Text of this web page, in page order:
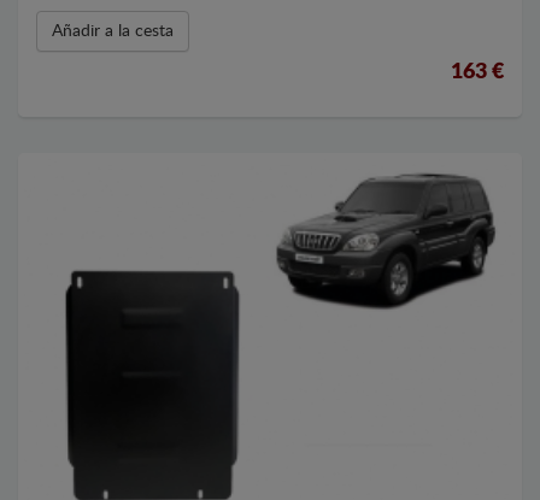
Añadir a la cesta
163 €